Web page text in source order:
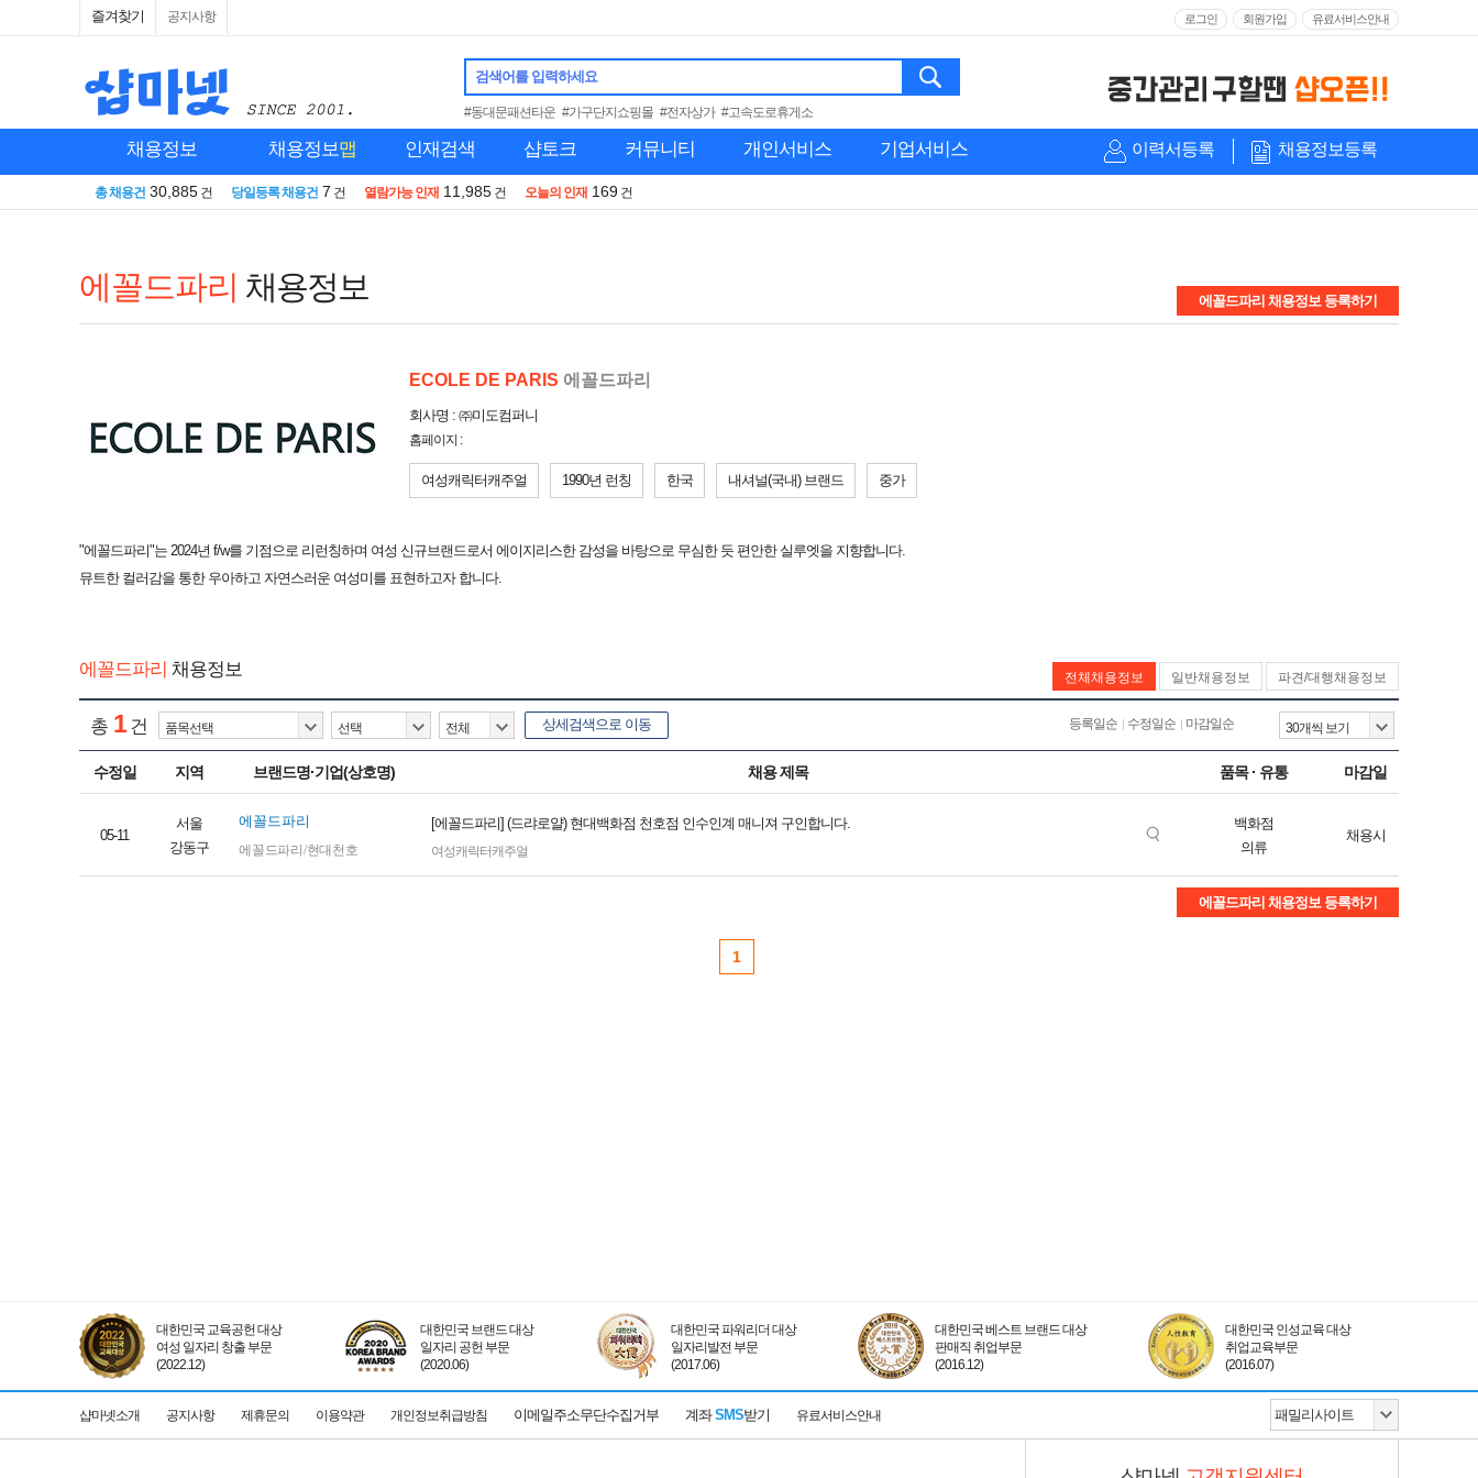
즐겨찾기 공지사항 로그인 회원가입 유료서비스안내
검색어를 입력하세요
#동대문패션타운 #가구단지쇼핑몰 #전자상가 #고속도로휴게소
채용정보 채용정보맵 인재검색 샵토크 커뮤니티 개인서비스 기업서비스 이력서등록 채용정보등록
총 채용건 30,885 건 당일등록 채용건 7 건 열람가능 인재 11,985 건 오늘의 인재 169 건
에꼴드파리 채용정보
ECOLE DE PARIS 에꼴드파리
회사명 : ㈜미도컴퍼니
홈페이지 :
여성캐릭터캐주얼 1990년 런칭 한국 내셔널(국내) 브랜드 중가
"에꼴드파리"는 2024년 f/w를 기점으로 리런칭하며 여성 신규브랜드로서 에이지리스한 감성을 바탕으로 무심한 듯 편안한 실루엣을 지향합니다.
뮤트한 컬러감을 통한 우아하고 자연스러운 여성미를 표현하고자 합니다.
에꼴드파리 채용정보 등록하기
에꼴드파리 채용정보 전체채용정보 일반채용정보 파견/대행채용정보
총 1건 상세검색으로 이동 등록일순 수정일순 마감일순
수정일 지역 브랜드명·기업(상호명) 채용 제목 품목 · 유통 마감일
05-11
서울
강동구
에꼴드파리
에꼴드파리/현대천호
[에꼴드파리] (드랴로얄) 현대백화점 천호점 인수인계 매니져 구인합니다.
여성캐릭터캐주얼
백화점
의류
채용시
에꼴드파리 채용정보 등록하기
1
대한민국 교육공헌 대상
여성 일자리 창출 부문
(2022.12)
대한민국 브랜드 대상
일자리 공헌 부문
(2020.06)
대한민국 파워리더 대상
일자리발전 부문
(2017.06)
대한민국 베스트 브랜드 대상
판매직 취업부문
(2016.12)
대한민국 인성교육 대상
취업교육부문
(2016.07)
샵마넷소개 공지사항 제휴문의 이용약관 개인정보취급방침 이메일주소무단수집거부 계좌SMS받기 유료서비스안내